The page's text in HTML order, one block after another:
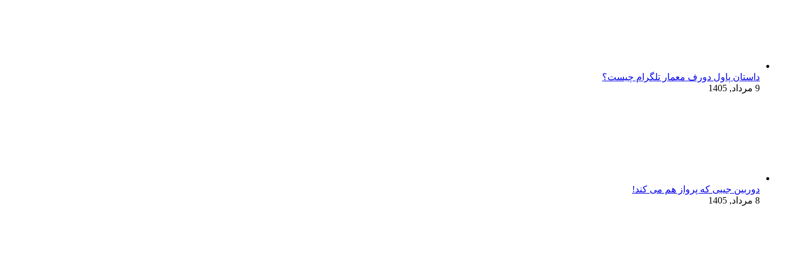
داستان پاول دورف معمار تلگرام چیست؟
9 مرداد, 1405
دوربین جیبی که پرواز هم می‌ کند!
8 مرداد, 1405